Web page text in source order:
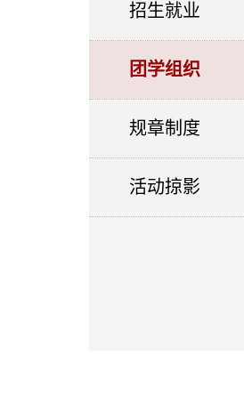
招生就业
团学组织
规章制度
活动掠影